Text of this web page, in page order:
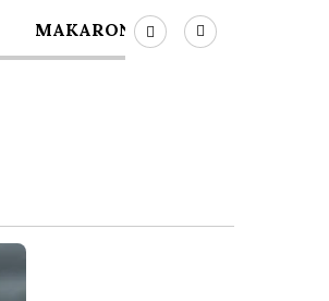
MAKARONY SZYBKIE DANIA